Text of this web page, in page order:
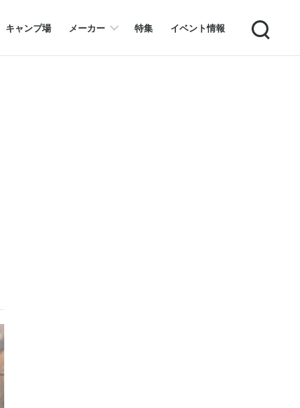
キャンプ場 メーカー 特集 イベント情報 Search